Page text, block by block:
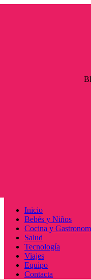
Menú
principal
Inicio
Bebés y Niños
Cocina y
Salud
Tecnología
Viajes
Equipo
Contacta